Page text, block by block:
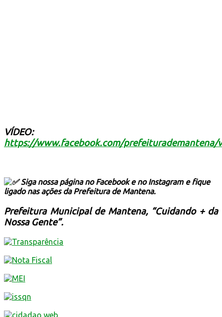
VÍDEO:
https://www.facebook.com/prefeiturademantena/
Siga nossa página no Facebook e no Instagram e fique
ligado nas ações da Prefeitura de Mantena.
Prefeitura Municipal de Mantena, “Cuidando + da
Nossa Gente”.